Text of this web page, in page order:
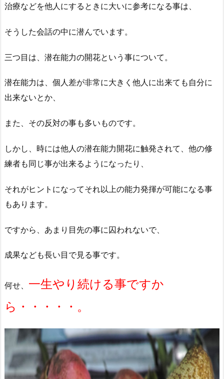
治療などを他人にするときに大いに参考になる事は、
そうした会話の中に潜んでいます。
三つ目は、潜在能力の開花という事について。
潜在能力は、個人差が非常に大きく他人に出来ても自分に
出来ないとか、
また、その反対の事も多いものです。
しかし、時には他人の潜在能力開花に触発されて、他の修
練者も同じ事が出来るようになったり、
それがヒントになってそれ以上の能力発揮が可能になる事
もあります。
ですから、あまり目先の事に囚われないで、
成果なども長い目で見る事です。
何せ、 一生やり続ける事ですか
ら・・・・・。